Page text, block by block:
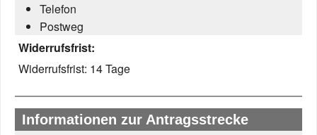
Telefon
Postweg
Widerrufsfrist:
Widerrufsfrist: 14 Tage
Informationen zur Antragsstrecke